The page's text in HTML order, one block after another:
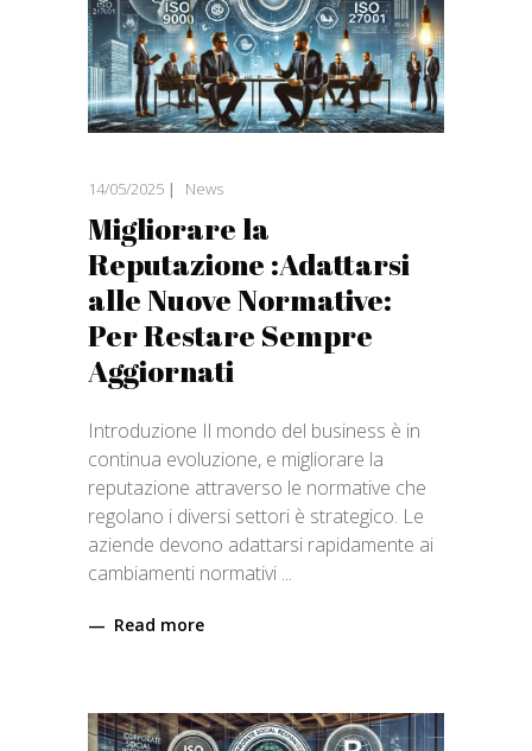
14/05/2025 News
Migliorare la
Reputazione :Adattarsi
alle Nuove Normative:
Per Restare Sempre
Aggiornati
Introduzione Il mondo del business è in
continua evoluzione, e migliorare la
reputazione attraverso le normative che
regolano i diversi settori è strategico. Le
aziende devono adattarsi rapidamente ai
cambiamenti normativi
Read more